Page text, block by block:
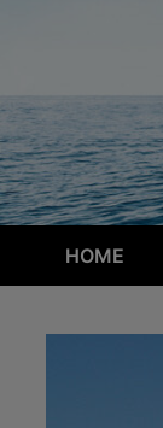
HOME